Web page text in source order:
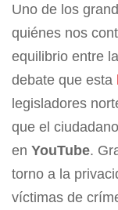
Uno de los
quiénes nos
equilibrio entre
debate que esta
legisladores
que el
en YouTube.
torno a la
víctimas de